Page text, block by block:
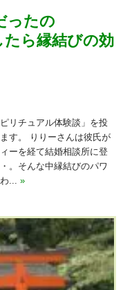
ったの
たら縁結びの効
リチュアル体験談」を投
す。 りりーさんは彼氏が
ーを経て結婚相談所に登
。そんな中縁結びのパワ
... »